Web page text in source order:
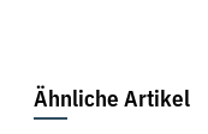
Ähnliche Artikel